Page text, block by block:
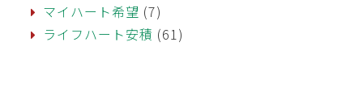
マイハート希望 (7)
ライフハート安積 (61)